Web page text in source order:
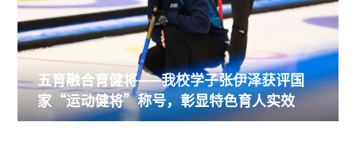
五育融合育健将——我校学子张伊泽获评国
家“运动健将”称号，彰显特色育人实效
近日，第三届大学生非遗文化创新作品大赛圆满落幕。我校艺
术设计（少儿美术）专业学生王鑫鑫的创意作品《梨园四角》
荣获三等奖，指导教师郑舒文获评“优秀指导奖”，充分展现
了我校美育育人与非遗创新教育的扎实成果。《梨园四角》展
板图《梨园四角》掐丝珐琅杯垫本次大赛由上海市教委民办教
育管理处、民办教育综合党委办公室指导，上海市民办高校新
的社会阶层人士联谊会主办，上海师范大学天华学院新联会分
会、天华学院通识学院联合承办。赛事以推动中华优秀传统文